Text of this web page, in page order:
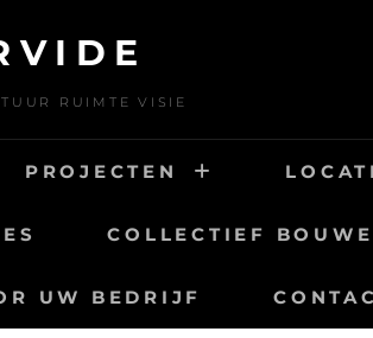
RUIMTE VISIE
PROJECTEN
COLLECTIEF
UW BEDRIJF